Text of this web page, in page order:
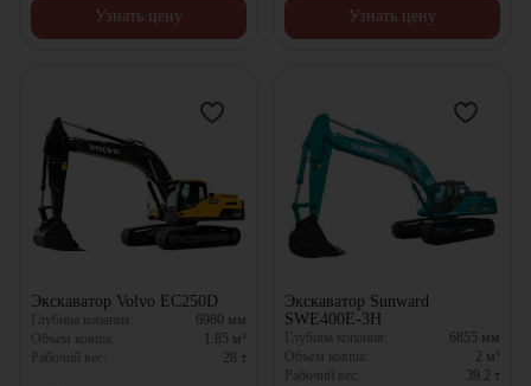
Узнать цену
Узнать цену
Экскаватор Volvo EC250D
Глубина копания: 6980 мм
Объем ковша:
1.85 м³
Рабочий вес:
28 т
Экскаватор Sunward
SWE400E-3H
Глубина копания: 6855 мм
Объем ковша:
2 м³
Рабочий вес:
39.2 т